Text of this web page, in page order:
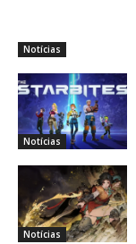
Notícias
Notícias
Notícias